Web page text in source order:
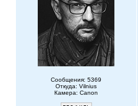
Сообщения: 5369
Откуда: Vilnius
Камера: Canon